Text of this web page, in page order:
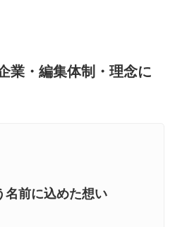
ページ作成サービス１vs１
業・編集体制・理念に
名前に込めた想い